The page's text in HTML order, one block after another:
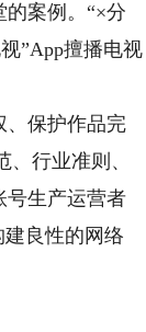
案例。“×分
”App擅播电视
保护作品完
行业准则、
号生产运营者
良性的网络